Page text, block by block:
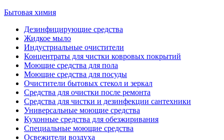
Бытовая химия
Дезинфицирующие средства
Жидкое мыло
Индустриальные очистители
Концентраты для чистки ковровых покрытий
Моющие средства для пола
Моющие средства для посуды
Очистители бытовых стекол и зеркал
Средства для очистки после ремонта
Средства для чистки и дезинфекции сантехники
Универсальные моющие средства
Кухонные средства для обезжиривания
Специальные моющие средства
Освежители воздуха